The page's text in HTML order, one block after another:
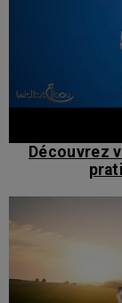
Découvrez